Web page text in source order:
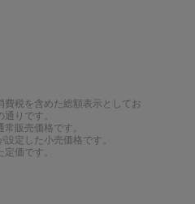
税を含めた総額表示としてお
りです。
販売価格です。
定した小売価格です。
価です。